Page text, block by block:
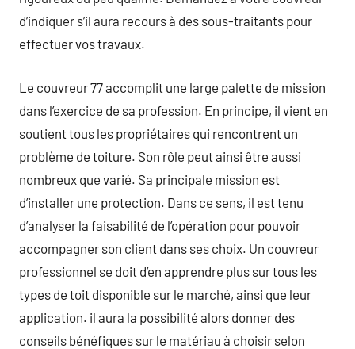
d’indiquer s’il aura recours à des sous-traitants pour
effectuer vos travaux.
Le couvreur 77 accomplit une large palette de mission
dans l’exercice de sa profession. En principe, il vient en
soutient tous les propriétaires qui rencontrent un
problème de toiture. Son rôle peut ainsi être aussi
nombreux que varié. Sa principale mission est
d’installer une protection. Dans ce sens, il est tenu
d’analyser la faisabilité de l’opération pour pouvoir
accompagner son client dans ses choix. Un couvreur
professionnel se doit d’en apprendre plus sur tous les
types de toit disponible sur le marché, ainsi que leur
application. il aura la possibilité alors donner des
conseils bénéfiques sur le matériau à choisir selon